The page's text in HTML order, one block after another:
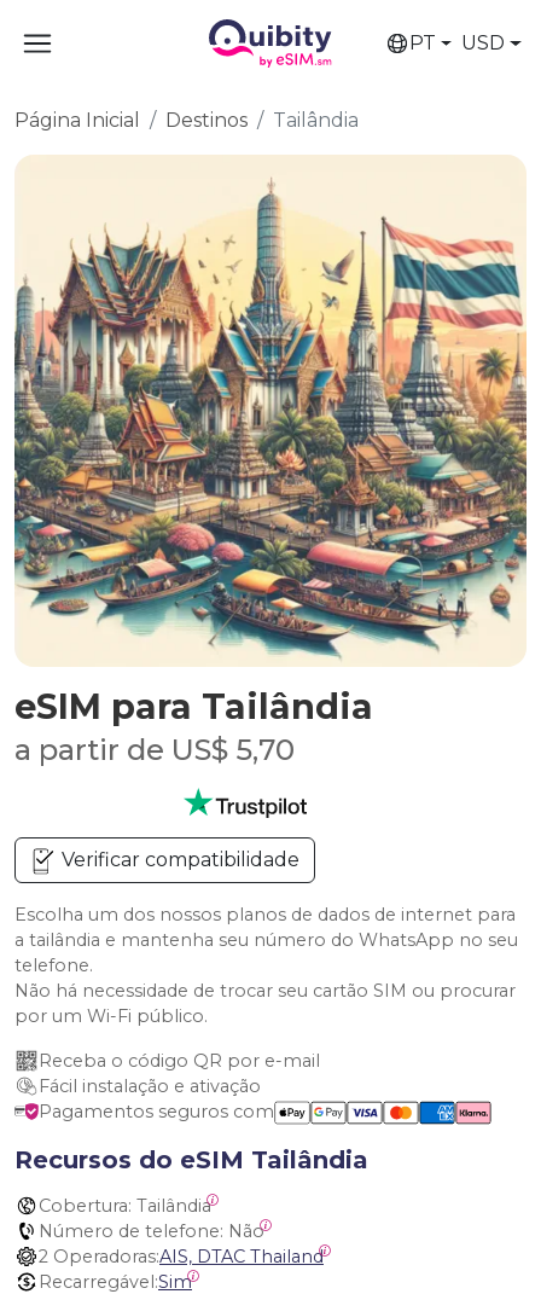
PT USD
Página Inicial Destinos Tailândia
eSIM para Tailândia
a partir de US$ 5,70
Verificar compatibilidade
Escolha um dos nossos planos de dados de internet para
a tailândia e mantenha seu número do WhatsApp no seu
telefone.
Não há necessidade de trocar seu cartão SIM ou procurar
por um Wi-Fi público.
Receba o código QR por e-mail
Fácil instalação e ativação
Pagamentos seguros com
Recursos do eSIM Tailândia
Cobertura: Tailândia
Número de telefone: Não
2 Operadoras:AIS, DTAC Thailand
Recarregável:Sim